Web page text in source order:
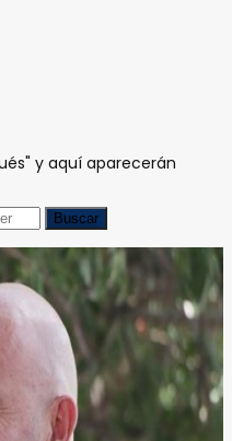
y aquí aparecerán